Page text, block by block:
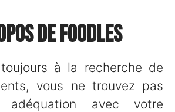
de Foodles
à la recherche de
vous ne trouvez pas
avec votre